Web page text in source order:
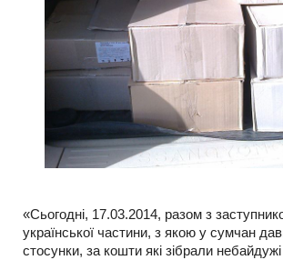
«Сьогодні, 17.03.2014, разом з
української частини, з якою у сумчан
стосунки, за кошти які зібрали